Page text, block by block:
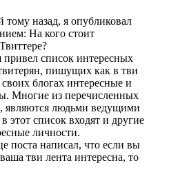
тому назад, я опубликовал
На кого стоит
привел список интересных
пишущих как в тви
блогах интересные и
Многие из перечисленных
являются людьми ведущими
этот список входят и другие
личности.
поста написал, что если вы
тви лента интересна, то